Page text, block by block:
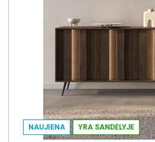
NAUJIENA YRA SANDĖLYJE